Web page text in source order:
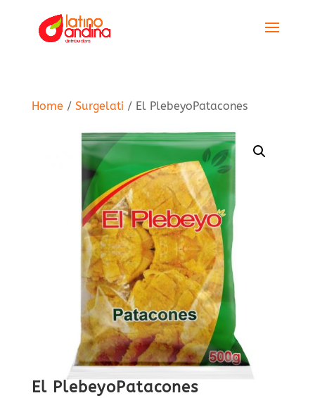
Home / Surgelati / El PlebeyoPatacones
El PlebeyoPatacones